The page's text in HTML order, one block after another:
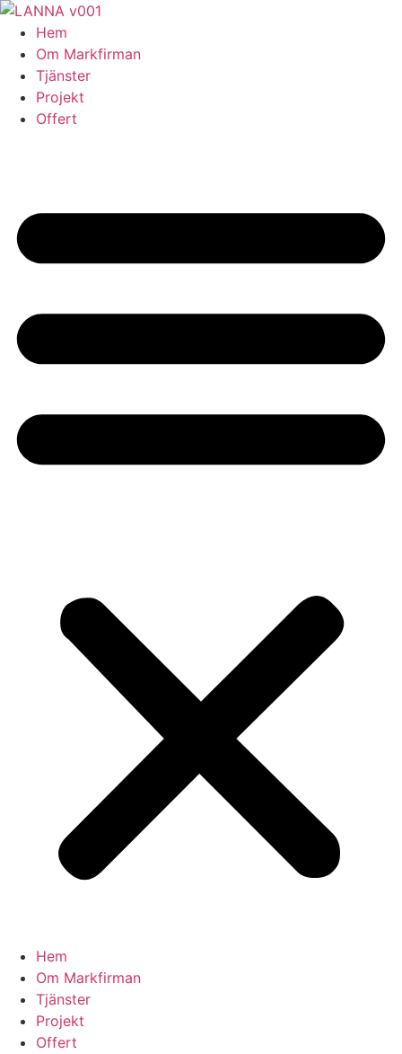
Skip
content
Hem
Om Markfirman
Tjänster
Projekt
Offert
Hem
Om Markfirman
Tjänster
Projekt
Offert